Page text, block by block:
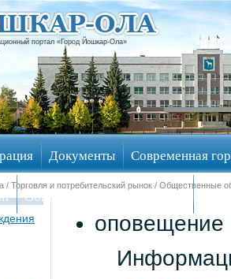
портал «Город Йошкар-Ола»
Документы Современная
Общественные обсуждения
/ Торговля и потребительский рынок / Общественные
оповещение